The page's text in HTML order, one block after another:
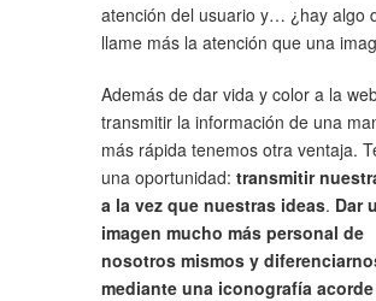
atención del usuario y… ¿hay algo
llame más la atención que una
Además de dar vida y color a la
transmitir la información de una
más rápida tenemos otra ventaja.
una oportunidad: transmitir
a la vez que nuestras ideas. Dar
imagen mucho más personal de
nosotros mismos y
mediante una iconografía